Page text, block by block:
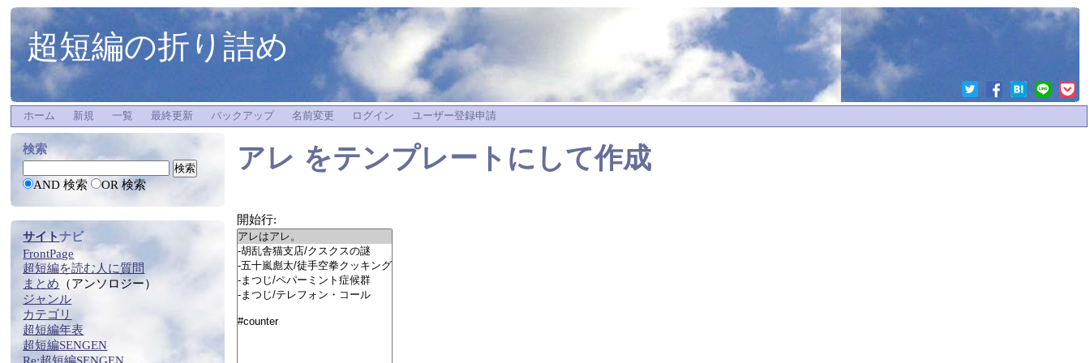
超短編の折り詰め
ホーム 新規 一覧 最終更新 バックアップ 名前変更 ログイン ユーザー登録申請
アレ をテンプレートにして作成
開始行:
検索
AND 検索 OR 検索
サイトナビ
FrontPage
超短編を読む 人に質問
まとめ （アンソロジー）
ジャンル
カテゴリ
超短編年表
超短編SENGEN